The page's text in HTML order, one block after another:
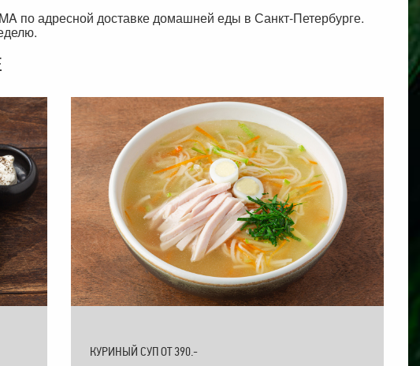
по адресной доставке домашней еды в Санкт-Петербурге.
КУРИНЫЙ СУП ОТ 390.-